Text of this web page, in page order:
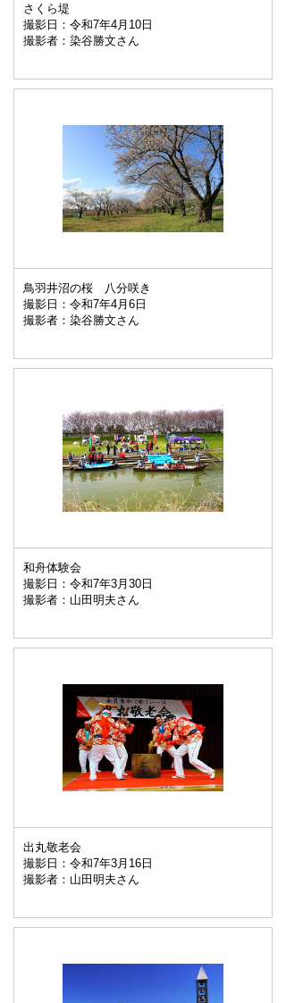
さくら堤
撮影日：令和7年4月10日
撮影者：染谷勝文さん
鳥羽井沼の桜 八分咲き
撮影日：令和7年4月6日
撮影者：染谷勝文さん
和舟体験会
撮影日：令和7年3月30日
撮影者：山田明夫さん
出丸敬老会
撮影日：令和7年3月16日
撮影者：山田明夫さん